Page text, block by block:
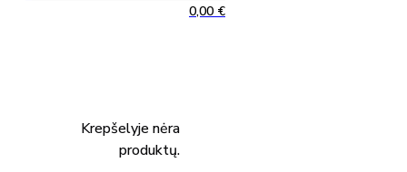
0,00 €
Krepšelyje nėra
produktų.